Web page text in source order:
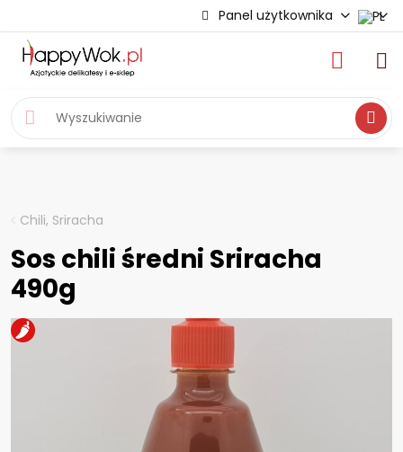
Panel użytkownika
Chili, Sriracha
Sos chili średni Sriracha
490g